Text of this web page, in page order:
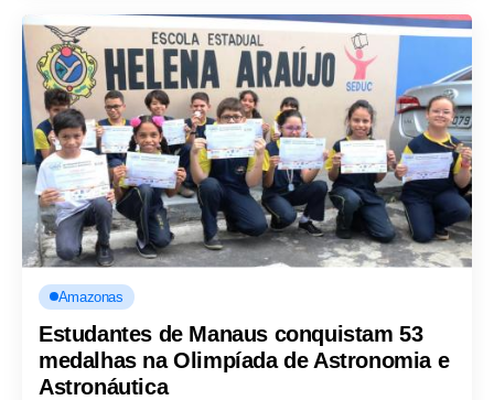
Amazonas
Estudantes de Manaus conquistam 53
medalhas na Olimpíada de Astronomia e
Astronáutica